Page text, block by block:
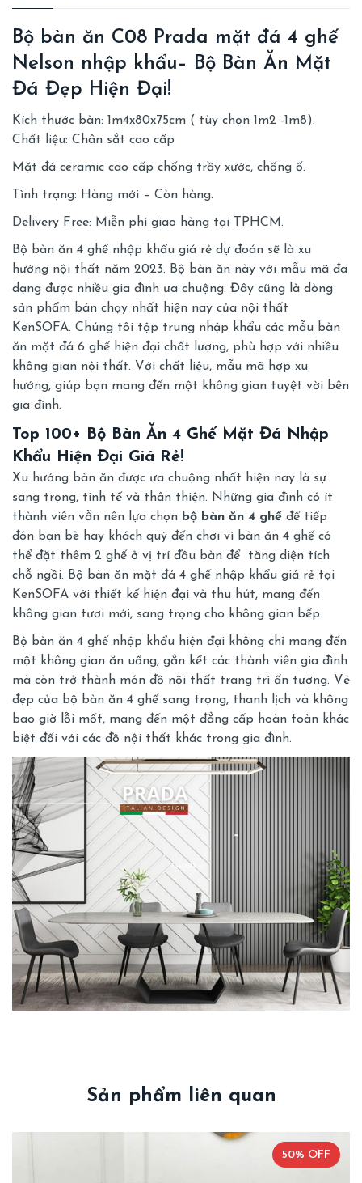
Bộ bàn ăn C08 Prada mặt đá 4 ghế
Nelson nhập khẩu– Bộ Bàn Ăn Mặt
Đá Đẹp Hiện Đại!
Kích thước bàn: 1m4x80x75cm ( tùy chọn 1m2 -1m8).
Chất liệu: Chân sắt cao cấp
Mặt đá ceramic cao cấp chống trầy xước, chống ố.
Tình trạng: Hàng mới – Còn hàng.
Delivery Free: Miễn phí giao hàng tại TPHCM.
Bộ bàn ăn 4 ghế nhập khẩu giá rẻ dự đoán sẽ là xu
hướng nội thất năm 2023. Bộ bàn ăn này với mẫu mã đa
dạng được nhiều gia đình ưa chuộng. Đây cũng là dòng
sản phẩm bán chạy nhất hiện nay của nội thất
KenSOFA. Chúng tôi tập trung nhập khẩu các mẫu bàn
ăn mặt đá 6 ghế hiện đại chất lượng, phù hợp với nhiều
không gian nội thất. Với chất liệu, mẫu mã hợp xu
hướng, giúp bạn mang đến một không gian tuyệt vời bên
gia đình.
Top 100+ Bộ Bàn Ăn 4 Ghế Mặt Đá Nhập
Khẩu Hiện Đại Giá Rẻ!
Xu hướng bàn ăn được ưa chuộng nhất hiện nay là sự
sang trọng, tinh tế và thân thiện. Những gia đình có ít
thành viên vẫn nên lựa chọn bộ bàn ăn 4 ghế để tiếp
đón bạn bè hay khách quý đến chơi vì bàn ăn 4 ghế có
thể đặt thêm 2 ghế ở vị trí đầu bàn để tăng diện tích
chỗ ngồi. Bộ bàn ăn mặt đá 4 ghế nhập khẩu giá rẻ tại
KenSOFA với thiết kế hiện đại và thu hút, mang đến
không gian tươi mới, sang trọng cho không gian bếp.
Bộ bàn ăn 4 ghế nhập khẩu hiện đại không chỉ mang đến
một không gian ăn uống, gắn kết các thành viên gia đình
mà còn trở thành món đồ nội thất trang trí ấn tượng. Vẻ
đẹp của bộ bàn ăn 4 ghế sang trọng, thanh lịch và không
bao giờ lỗi mốt, mang đến một đẳng cấp hoàn toàn khác
biệt đối với các đồ nội thất khác trong gia đình.
Sản phẩm liên quan
50% OFF